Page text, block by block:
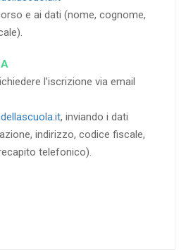
e ai dati (nome, cognome,
l’iscrizione via email
, inviando i dati
indirizzo, codice fiscale,
telefonico).